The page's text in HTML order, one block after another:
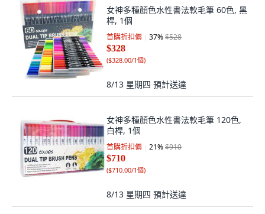
女神多種顏色水性書法軟毛筆 60色, 黑
桿, 1個
首購折扣價 37%$528
$328
($328.00/1個)
8/13 星期四 預計送達
女神多種顏色水性書法軟毛筆 120色,
白桿, 1個
首購折扣價 21%$910
$710
($710.00/1個)
8/13 星期四 預計送達